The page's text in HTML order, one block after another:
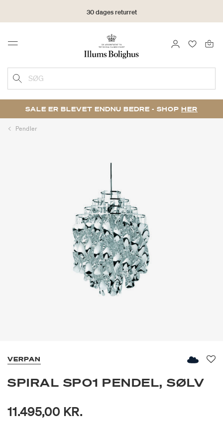
30 dages returret
Menu LOG IND
SØG
SALE ER BLEVET ENDNU BEDRE - SHOP HER
Pendler
VERPAN
SPIRAL SPO1 PENDEL, SØLV
11.495,00 KR.